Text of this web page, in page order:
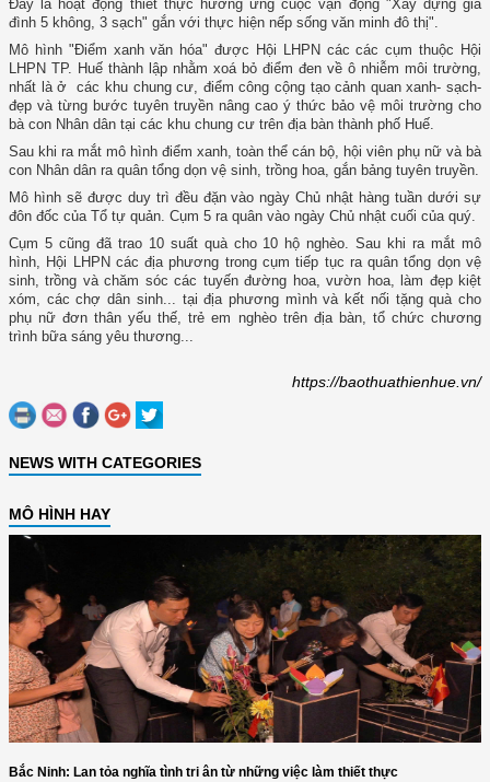
Đây là hoạt động thiết thực hưởng ứng cuộc vận động "Xây dựng gia
đình 5 không, 3 sạch" gắn với thực hiện nếp sống văn minh đô thị".
Mô hình "Điểm xanh văn hóa" được Hội LHPN các các cụm thuộc Hội
LHPN TP. Huế thành lập nhằm xoá bỏ điểm đen về ô nhiễm môi trường,
nhất là ở các khu chung cư, điểm công cộng tạo cảnh quan xanh- sạch-
đẹp và từng bước tuyên truyền nâng cao ý thức bảo vệ môi trường cho
bà con Nhân dân tại các khu chung cư trên địa bàn thành phố Huế.
Sau khi ra mắt mô hình điểm xanh, toàn thể cán bộ, hội viên phụ nữ và bà
con Nhân dân ra quân tổng dọn vệ sinh, trồng hoa, gắn bảng tuyên truyền.
Mô hình sẽ được duy trì đều đặn vào ngày Chủ nhật hàng tuần dưới sự
đôn đốc của Tổ tự quản. Cụm 5 ra quân vào ngày Chủ nhật cuối của quý.
Cụm 5 cũng đã trao 10 suất quà cho 10 hộ nghèo. Sau khi ra mắt mô
hình, Hội LHPN các địa phương trong cụm tiếp tục ra quân tổng dọn vệ
sinh, trồng và chăm sóc các tuyến đường hoa, vườn hoa, làm đẹp kiệt
xóm, các chợ dân sinh... tại địa phương mình và kết nối tặng quà cho
phụ nữ đơn thân yếu thế, trẻ em nghèo trên địa bàn, tổ chức chương
trình bữa sáng yêu thương...
https://baothuathienhue.vn/
NEWS WITH CATEGORIES
MÔ HÌNH HAY
Bắc Ninh: Lan tỏa nghĩa tình tri ân từ những việc làm thiết thực